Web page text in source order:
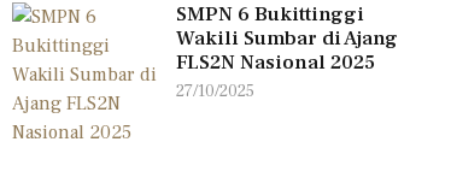
SMPN 6 Bukittinggi
Wakili Sumbar di Ajang
FLS2N Nasional 2025
27/10/2025